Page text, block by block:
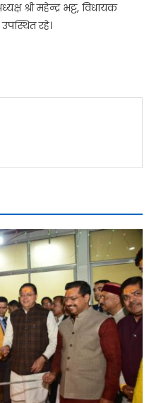
श्री महेन्द्र भट्ट, विधायक
रहे।